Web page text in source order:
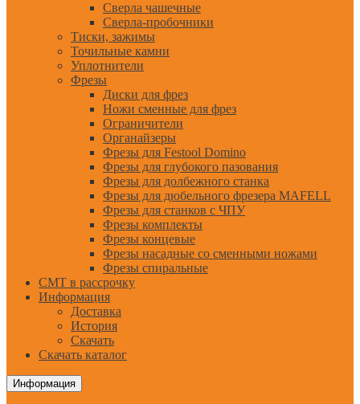
Сверла чашечные
Сверла-пробочники
Тиски, зажимы
Точильные камни
Уплотнители
Фрезы
Диски для фрез
Ножи сменные для фрез
Ограничители
Органайзеры
Фрезы для Festool Domino
Фрезы для глубокого пазования
Фрезы для долбежного станка
Фрезы для дюбельного фрезера MAFELL
Фрезы для станков с ЧПУ
Фрезы комплекты
Фрезы концевые
Фрезы насадные со сменными ножами
Фрезы спиральные
CMT в рассрочку
Информация
Доставка
История
Скачать
Скачать каталог
Информация